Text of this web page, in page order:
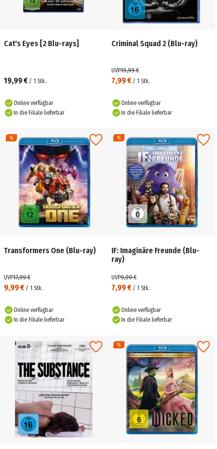
Cat's Eyes [2 Blu-rays]
19,99 € / 1 Stk.
Online verfügbar
In die Filiale lieferbar
Criminal Squad 2 (Blu-ray)
7,99 € / 1 Stk.
UVP19,99 €
Online verfügbar
In die Filiale lieferbar
Transformers One (Blu-ray)
9,99 € / 1 Stk.
UVP17,99 €
Online verfügbar
In die Filiale lieferbar
IF: Imaginäre Freunde (Blu-
ray)
7,99 € / 1 Stk.
UVP9,99 €
Online verfügbar
In die Filiale lieferbar